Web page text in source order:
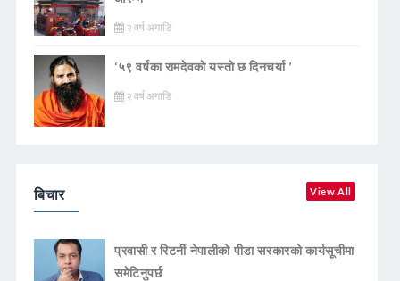
२ वर्ष अगाडि
‘५९ वर्षका रामदेवकाे यस्ताे छ दिनचर्या ’
२ वर्ष अगाडि
बिचार View All
प्रवासी र रिटर्नी नेपालीको पीडा सरकारको कार्यसूचीमा
समेटिनुपर्छ